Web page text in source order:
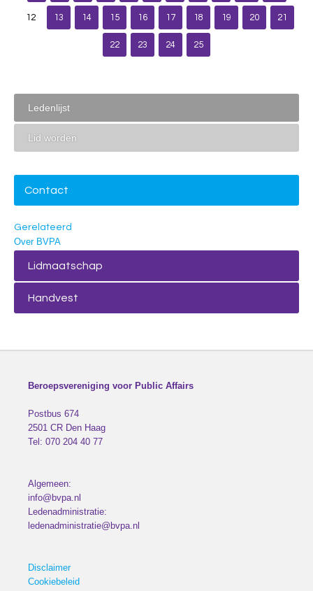
12 13 14 15 16 17 18 19 20 21
22 23 24 25
Ledenlijst
Lid worden
Contact
Gerelateerd
Over BVPA
Lidmaatschap
Handvest
Beroepsvereniging voor Public Affairs
Postbus 674
2501 CR Den Haag
Tel: 070 204 40 77
Algemeen:
info@bvpa.nl
Ledenadministratie:
ledenadministratie@bvpa.nl
Disclaimer
Cookiebeleid